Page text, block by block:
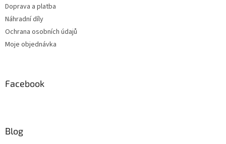
Doprava a platba
Náhradní díly
Ochrana osobních údajů
Moje objednávka
Facebook
Blog